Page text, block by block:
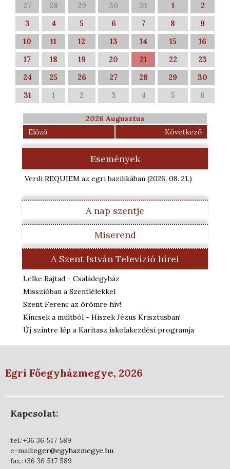
27 28 29 30 31 1
2
3
4 5 6 7 8
9
10
11 12 13 14 15
16
17
18 19 20 21 22
23
24
25 26 27 28 29
30
31
1 2 3 4 5 6
2026 Augusztus
Előző
Következő
Események
Verdi REQUIEM az egri bazilikában (2026. 08. 21.)
A nap szentje
Miserend
A Szent István Televízió hírei
Lelke Rajtad - Családegyház
Misszióban a Szentlélekkel
Szent Ferenc az örömre hív!
Kincsek a múltból - Hiszek Jézus Krisztusban!
Új szintre lép a Karitasz iskolakezdési programja
Egri Főegyházmegye, 2026
Kapcsolat:
tel.:+36 36 517 589
e-mail:eger@egyhazmegye.hu
fax.:+36 36 517 589